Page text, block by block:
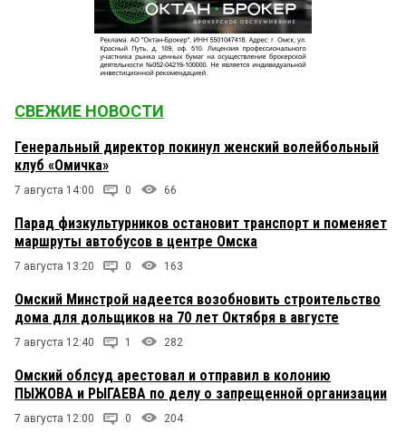
СВЕЖИЕ НОВОСТИ
Генеральный директор покинул женский волейбольный
клуб «Омичка»
7 августа 14:00 0 66
Парад физкультурников остановит транспорт и поменяет
маршруты автобусов в центре Омска
7 августа 13:20 0 163
Омский Минстрой надеется возобновить строительство
дома для дольщиков на 70 лет Октября в августе
7 августа 12:40 1 282
Омский облсуд арестовал и отправил в колонию
ПЫЖОВА и РЫГАЕВА по делу о запрещенной организации
7 августа 12:00 0 204